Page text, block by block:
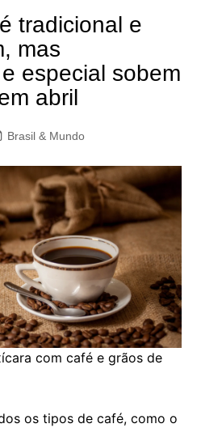
tradicional e
mas
especial sobem
abril
Brasil & Mundo
com café e grãos de
os tipos de café, como o